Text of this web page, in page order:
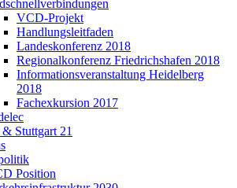
VCD-Projekt
Handlungsleitfaden
Landeskonferenz 2018
Regionalkonferenz Friedrichshafen 2018
Informationsveranstaltung Heidelberg
2018
Fachexkursion 2017
Stuttgart 21
Position